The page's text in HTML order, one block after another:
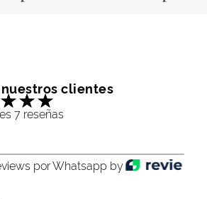
clientes
7 reseñas
por Whatsapp by